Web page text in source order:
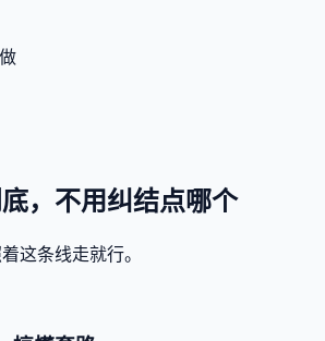
，不用纠结点哪个
这条线走就行。